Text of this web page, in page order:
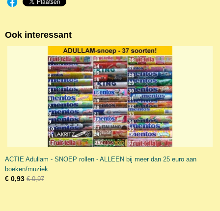
Ook interessant
ACTIE Adullam - SNOEP rollen - ALLEEN bij meer dan 25 euro aan
boeken/muziek
€ 0,93 € 0,97